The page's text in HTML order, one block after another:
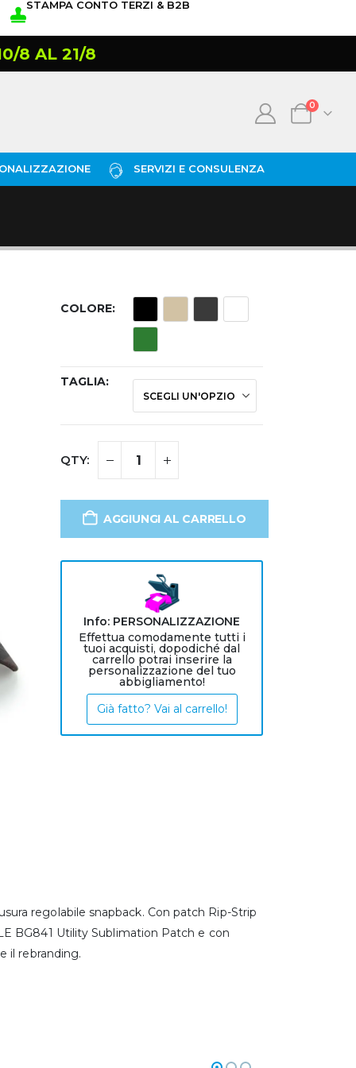
STAMPA CONTO TERZI & B2B
8 AL 21/8
0
SERVIZI E CONSULENZA
COLORE
TAGLIA
AGGIUNGI AL CARRELLO
Info: PERSONALIZZAZIONE
Effettua comodamente tutti i
tuoi acquisti, dopodiché dal
carrello potrai inserire la
personalizzazione del tuo
abbigliamento!
Già fatto? Vai al carrello!
regolabile snapback. Con patch Rip-Strip
BG841 Utility Sublimation Patch e con
il rebranding.